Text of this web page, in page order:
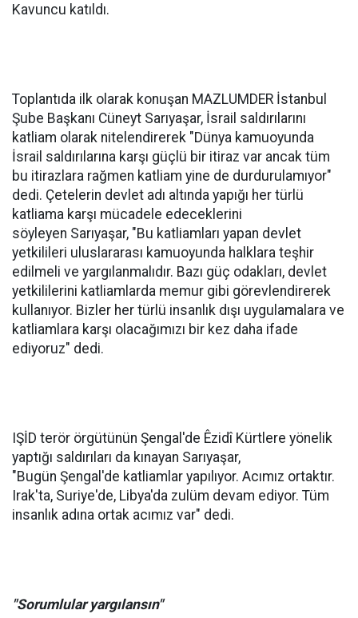
Kavuncu katıldı.
Toplantıda ilk olarak konuşan MAZLUMDER İstanbul
Şube Başkanı Cüneyt Sarıyaşar, İsrail saldırılarını
katliam olarak nitelendirerek "Dünya kamuoyunda
İsrail saldırılarına karşı güçlü bir itiraz var ancak tüm
bu itirazlara rağmen katliam yine de durdurulamıyor"
dedi. Çetelerin devlet adı altında yapığı her türlü
katliama karşı mücadele edeceklerini
söyleyen Sarıyaşar, "Bu katliamları yapan devlet
yetkilileri uluslararası kamuoyunda halklara teşhir
edilmeli ve yargılanmalıdır. Bazı güç odakları, devlet
yetkililerini katliamlarda memur gibi görevlendirerek
kullanıyor. Bizler her türlü insanlık dışı uygulamalara ve
katliamlara karşı olacağımızı bir kez daha ifade
ediyoruz" dedi.
IŞİD terör örgütünün Şengal'de Êzidî Kürtlere yönelik
yaptığı saldırıları da kınayan Sarıyaşar,
"Bugün Şengal'de katliamlar yapılıyor. Acımız ortaktır.
Irak'ta, Suriye'de, Libya'da zulüm devam ediyor. Tüm
insanlık adına ortak acımız var" dedi.
"Sorumlular yargılansın"